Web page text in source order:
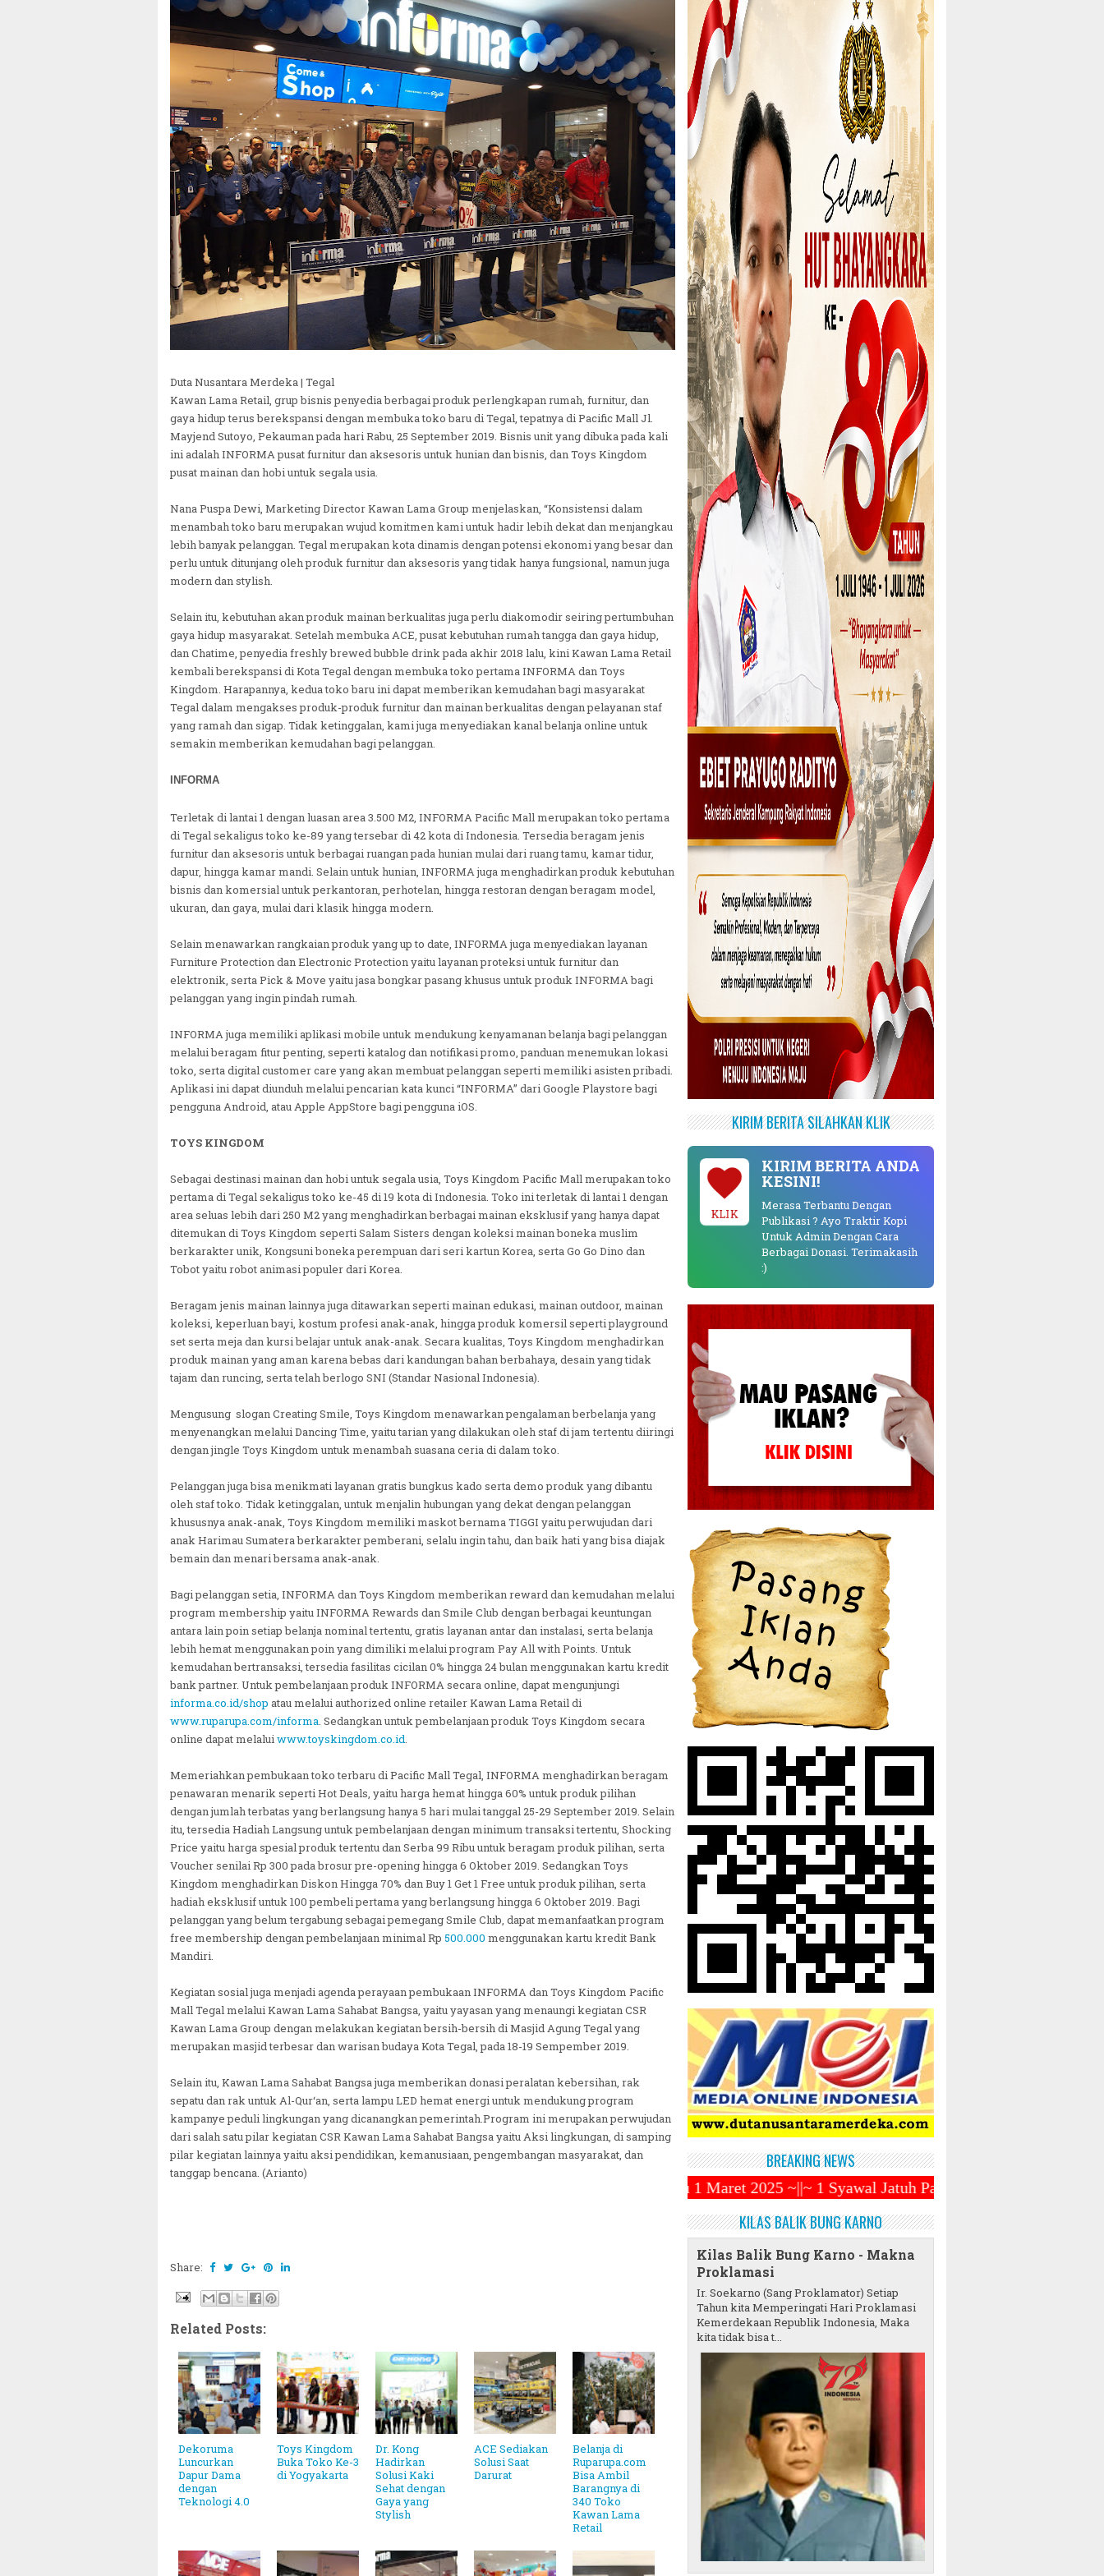
Duta Nusantara Merdeka | Tegal
Kawan Lama Retail, grup bisnis penyedia berbagai produk perlengkapan rumah, furnitur, dan
gaya hidup terus berekspansi dengan membuka toko baru di Tegal, tepatnya di Pacific Mall Jl.
Mayjend Sutoyo, Pekauman pada hari Rabu, 25 September 2019. Bisnis unit yang dibuka pada kali
ini adalah INFORMA pusat furnitur dan aksesoris untuk hunian dan bisnis, dan Toys Kingdom
pusat mainan dan hobi untuk segala usia.
Nana Puspa Dewi, Marketing Director Kawan Lama Group menjelaskan, “Konsistensi dalam
menambah toko baru merupakan wujud komitmen kami untuk hadir lebih dekat dan menjangkau
lebih banyak pelanggan. Tegal merupakan kota dinamis dengan potensi ekonomi yang besar dan
perlu untuk ditunjang oleh produk furnitur dan aksesoris yang tidak hanya fungsional, namun juga
modern dan stylish.
Selain itu, kebutuhan akan produk mainan berkualitas juga perlu diakomodir seiring pertumbuhan
gaya hidup masyarakat. Setelah membuka ACE, pusat kebutuhan rumah tangga dan gaya hidup,
dan Chatime, penyedia freshly brewed bubble drink pada akhir 2018 lalu, kini Kawan Lama Retail
kembali berekspansi di Kota Tegal dengan membuka toko pertama INFORMA dan Toys
Kingdom. Harapannya, kedua toko baru ini dapat memberikan kemudahan bagi masyarakat
Tegal dalam mengakses produk-produk furnitur dan mainan berkualitas dengan pelayanan staf
yang ramah dan sigap. Tidak ketinggalan, kami juga menyediakan kanal belanja online untuk
semakin memberikan kemudahan bagi pelanggan.
INFORMA
Terletak di lantai 1 dengan luasan area 3.500 M2, INFORMA Pacific Mall merupakan toko pertama
di Tegal sekaligus toko ke-89 yang tersebar di 42 kota di Indonesia. Tersedia beragam jenis
furnitur dan aksesoris untuk berbagai ruangan pada hunian mulai dari ruang tamu, kamar tidur,
dapur, hingga kamar mandi. Selain untuk hunian, INFORMA juga menghadirkan produk kebutuhan
bisnis dan komersial untuk perkantoran, perhotelan, hingga restoran dengan beragam model,
ukuran, dan gaya, mulai dari klasik hingga modern.
Selain menawarkan rangkaian produk yang up to date, INFORMA juga menyediakan layanan
Furniture Protection dan Electronic Protection yaitu layanan proteksi untuk furnitur dan
elektronik, serta Pick & Move yaitu jasa bongkar pasang khusus untuk produk INFORMA bagi
pelanggan yang ingin pindah rumah.
INFORMA juga memiliki aplikasi mobile untuk mendukung kenyamanan belanja bagi pelanggan
melalui beragam fitur penting, seperti katalog dan notifikasi promo, panduan menemukan lokasi
toko, serta digital customer care yang akan membuat pelanggan seperti memiliki asisten pribadi.
Aplikasi ini dapat diunduh melalui pencarian kata kunci “INFORMA” dari Google Playstore bagi
pengguna Android, atau Apple AppStore bagi pengguna iOS.
TOYS KINGDOM
Sebagai destinasi mainan dan hobi untuk segala usia, Toys Kingdom Pacific Mall merupakan toko
pertama di Tegal sekaligus toko ke-45 di 19 kota di Indonesia. Toko ini terletak di lantai 1 dengan
area seluas lebih dari 250 M2 yang menghadirkan berbagai mainan eksklusif yang hanya dapat
ditemukan di Toys Kingdom seperti Salam Sisters dengan koleksi mainan boneka muslim
berkarakter unik, Kongsuni boneka perempuan dari seri kartun Korea, serta Go Go Dino dan
Tobot yaitu robot animasi populer dari Korea.
Beragam jenis mainan lainnya juga ditawarkan seperti mainan edukasi, mainan outdoor, mainan
koleksi, keperluan bayi, kostum profesi anak-anak, hingga produk komersil seperti playground
set serta meja dan kursi belajar untuk anak-anak. Secara kualitas, Toys Kingdom menghadirkan
produk mainan yang aman karena bebas dari kandungan bahan berbahaya, desain yang tidak
tajam dan runcing, serta telah berlogo SNI (Standar Nasional Indonesia).
Mengusung slogan Creating Smile, Toys Kingdom menawarkan pengalaman berbelanja yang
menyenangkan melalui Dancing Time, yaitu tarian yang dilakukan oleh staf di jam tertentu diiringi
dengan jingle Toys Kingdom untuk menambah suasana ceria di dalam toko.
Pelanggan juga bisa menikmati layanan gratis bungkus kado serta demo produk yang dibantu
oleh staf toko. Tidak ketinggalan, untuk menjalin hubungan yang dekat dengan pelanggan
khususnya anak-anak, Toys Kingdom memiliki maskot bernama TIGGI yaitu perwujudan dari
anak Harimau Sumatera berkarakter pemberani, selalu ingin tahu, dan baik hati yang bisa diajak
bemain dan menari bersama anak-anak.
Bagi pelanggan setia, INFORMA dan Toys Kingdom memberikan reward dan kemudahan melalui
program membership yaitu INFORMA Rewards dan Smile Club dengan berbagai keuntungan
antara lain poin setiap belanja nominal tertentu, gratis layanan antar dan instalasi, serta belanja
lebih hemat menggunakan poin yang dimiliki melalui program Pay All with Points. Untuk
kemudahan bertransaksi, tersedia fasilitas cicilan 0% hingga 24 bulan menggunakan kartu kredit
bank partner. Untuk pembelanjaan produk INFORMA secara online, dapat mengunjungi
informa.co.id/shop atau melalui authorized online retailer Kawan Lama Retail di
www.ruparupa.com/informa. Sedangkan untuk pembelanjaan produk Toys Kingdom secara
online dapat melaluiwww.toyskingdom.co.id.
Memeriahkan pembukaan toko terbaru di Pacific Mall Tegal, INFORMA menghadirkan beragam
penawaran menarik seperti Hot Deals, yaitu harga hemat hingga 60% untuk produk pilihan
dengan jumlah terbatas yang berlangsung hanya 5 hari mulai tanggal 25-29 September 2019. Selain
itu, tersedia Hadiah Langsung untuk pembelanjaan dengan minimum transaksi tertentu, Shocking
Price yaitu harga spesial produk tertentu dan Serba 99 Ribu untuk beragam produk pilihan, serta
Voucher senilai Rp 300 pada brosur pre-opening hingga 6 Oktober 2019. Sedangkan Toys
Kingdom menghadirkan Diskon Hingga 70% dan Buy 1 Get 1 Free untuk produk pilihan, serta
hadiah eksklusif untuk 100 pembeli pertama yang berlangsung hingga 6 Oktober 2019. Bagi
pelanggan yang belum tergabung sebagai pemegang Smile Club, dapat memanfaatkan program
free membership dengan pembelanjaan minimal Rp 500.000 menggunakan kartu kredit Bank
Mandiri.
Kegiatan sosial juga menjadi agenda perayaan pembukaan INFORMA dan Toys Kingdom Pacific
Mall Tegal melalui Kawan Lama Sahabat Bangsa, yaitu yayasan yang menaungi kegiatan CSR
Kawan Lama Group dengan melakukan kegiatan bersih-bersih di Masjid Agung Tegal yang
merupakan masjid terbesar dan warisan budaya Kota Tegal, pada 18-19 Sempember 2019.
Selain itu, Kawan Lama Sahabat Bangsa juga memberikan donasi peralatan kebersihan, rak
sepatu dan rak untuk Al-Qur‘an, serta lampu LED hemat energi untuk mendukung program
kampanye peduli lingkungan yang dicanangkan pemerintah.Program ini merupakan perwujudan
dari salah satu pilar kegiatan CSR Kawan Lama Sahabat Bangsa yaitu Aksi lingkungan, di samping
pilar kegiatan lainnya yaitu aksi pendidikan, kemanusiaan, pengembangan masyarakat, dan
tanggap bencana. (Arianto)
Share:
Related Posts:
Dekoruma
Luncurkan
Dapur Dama
dengan
Teknologi 4.0
Toys Kingdom
Buka Toko Ke-3
di Yogyakarta
Dr. Kong
Hadirkan
Solusi Kaki
Sehat dengan
Gaya yang
Stylish
ACE Sediakan
Solusi Saat
Darurat
Belanja di
Ruparupa.com
Bisa Ambil
Barangnya di
340 Toko
Kawan Lama
Retail
KIRIM BERITA SILAHKAN KLIK
KLIK
KIRIM BERITA ANDA
KESINI!
Merasa Terbantu Dengan
Publikasi ? Ayo Traktir Kopi
Untuk Admin Dengan Cara
Berbagai Donasi. Terimakasih
:)
BREAKING NEWS
~||~ Muhammadiyah Tetapkan 1 Ramadhan 1446 Hijriah Jatuh Pada Hari Sabtu 1 Maret 2025 ~||~ 1 Syawal Jatuh Pada Tanggal 31 Maret 2025 ~||~
KILAS BALIK BUNG KARNO
Kilas Balik Bung Karno - Makna
Proklamasi
Ir. Soekarno (Sang Proklamator) Setiap
Tahun kita Memperingati Hari Proklamasi
Kemerdekaan Republik Indonesia, Maka
kita tidak bisa t...